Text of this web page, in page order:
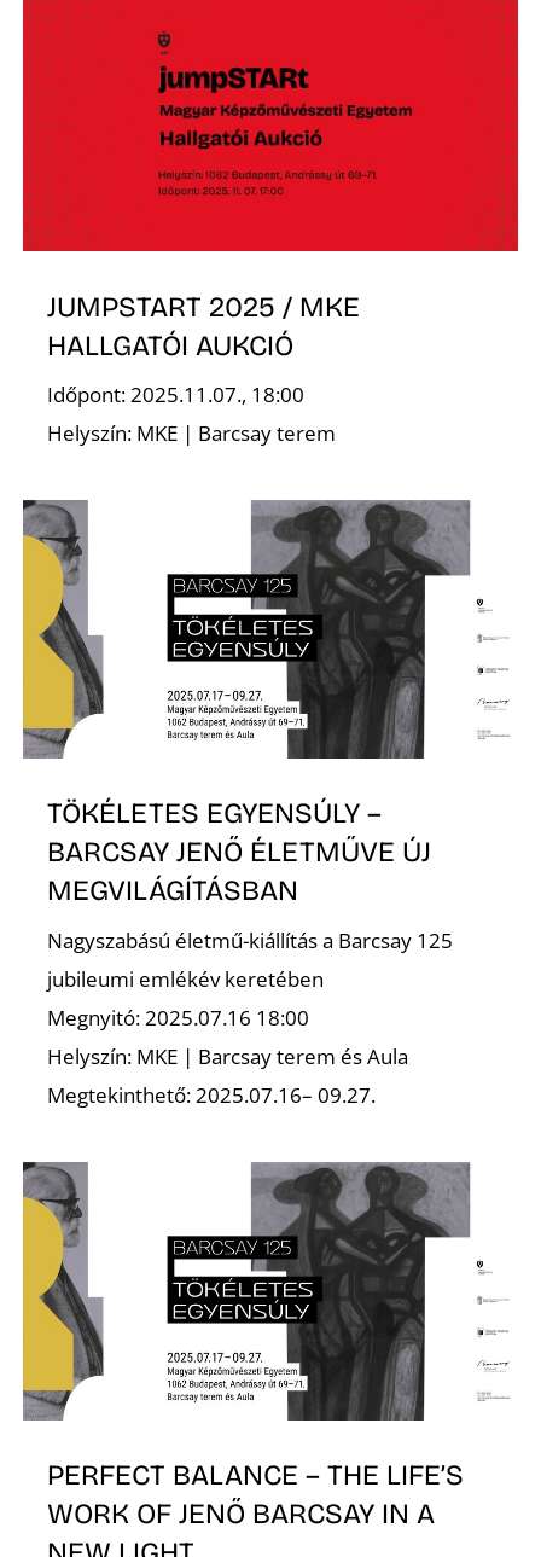
JUMPSTART 2025 / MKE
HALLGATÓI AUKCIÓ
Időpont: 2025.11.07., 18:00
Helyszín: MKE | Barcsay terem
TÖKÉLETES EGYENSÚLY –
BARCSAY JENŐ ÉLETMŰVE ÚJ
MEGVILÁGÍTÁSBAN
Nagyszabású életmű-kiállítás a Barcsay 125
jubileumi emlékév keretében
Megnyitó: 2025.07.16 18:00
Helyszín: MKE | Barcsay terem és Aula
Megtekinthető: 2025.07.16– 09.27.
PERFECT BALANCE – THE LIFE’S
WORK OF JENŐ BARCSAY IN A